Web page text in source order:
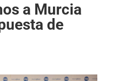
a Murcia
de